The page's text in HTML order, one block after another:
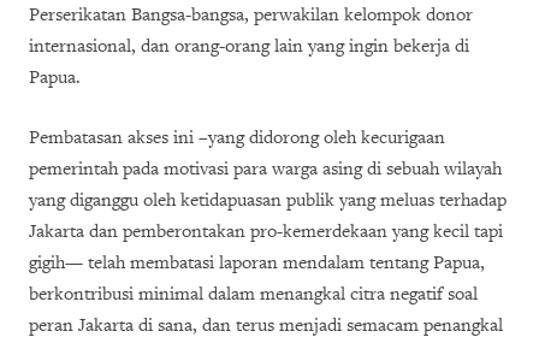
Perserikatan Bangsa-bangsa, perwakilan kelompok donor
internasional, dan orang-orang lain yang ingin bekerja di
Papua.
Pembatasan akses ini –yang didorong oleh kecurigaan
pemerintah pada motivasi para warga asing di sebuah wilayah
yang diganggu oleh ketidapuasan publik yang meluas terhadap
Jakarta dan pemberontakan pro-kemerdekaan yang kecil tapi
gigih— telah membatasi laporan mendalam tentang Papua,
berkontribusi minimal dalam menangkal citra negatif soal
peran Jakarta di sana, dan terus menjadi semacam penangkal